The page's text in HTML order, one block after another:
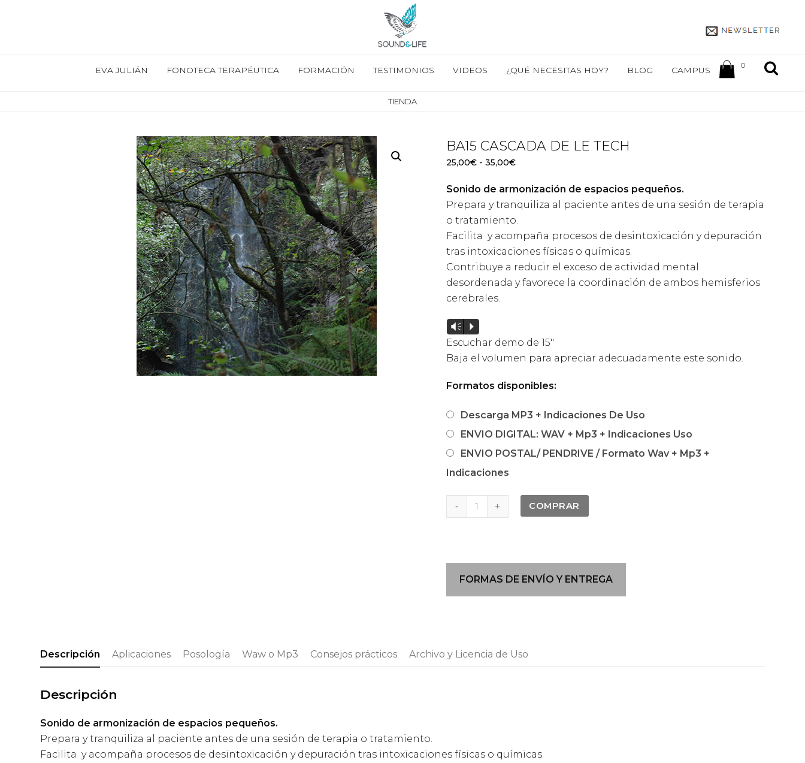
EVA JULIÁN FONOTECA TERAPÉUTICA FORMACIÓN TESTIMONIOS VIDEOS ¿QUÉ NECESITAS HOY? BLOG CAMPUS
TIENDA
BA15 CASCADA DE LE TECH
25,00€ - 35,00€Rango
precios:
desde
25,00€
hasta
35,00€
Sonido de armonización de espacios pequeños.
Prepara y tranquiliza al paciente antes de una sesión de terapia
o tratamiento.
Facilita y acompaña procesos de desintoxicación y depuración
tras intoxicaciones físicas o químicas.
Contribuye a reducir el exceso de actividad mental
desordenada y favorece la coordinación de ambos hemisferios
cerebrales.
Reproductor
de
audio
Vm P
Escuchar demo de 15″
Baja el volumen para apreciar adecuadamente este sonido.
Formatos disponibles:
Descarga MP3 + Indicaciones De Uso
ENVIO DIGITAL: WAV + Mp3 + Indicaciones Uso
ENVIO POSTAL/ PENDRIVE / Formato Wav + Mp3 +
Indicaciones
BA15
Cascada
Tech
cantidad
COMPRAR
FORMAS DE ENVÍO Y ENTREGA
Descripción Aplicaciones Posología Waw o Mp3 Consejos prácticos Archivo y Licencia de Uso
Descripción
Sonido de armonización de espacios pequeños.
Prepara y tranquiliza al paciente antes de una sesión de terapia o tratamiento.
Facilita y acompaña procesos de desintoxicación y depuración tras intoxicaciones físicas o químicas.
0